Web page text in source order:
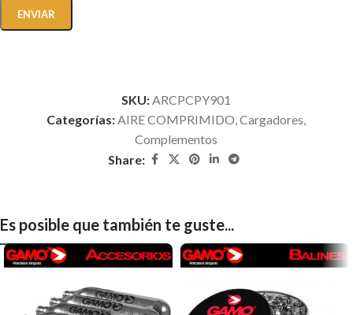
SKU:ARCPCPY901
Categorías:AIRE COMPRIMIDO,Cargadores,
Complementos
Share:
Es posible que también te guste...